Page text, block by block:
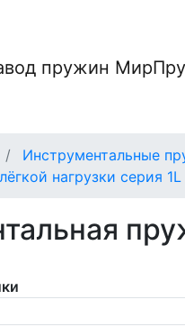
Инструментальные
нагрузки серия 1L